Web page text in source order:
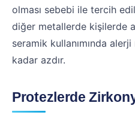
olması sebebi ile tercih
diğer metallerde kişilerde
seramik kullanımında
kadar azdır.
Protezlerde